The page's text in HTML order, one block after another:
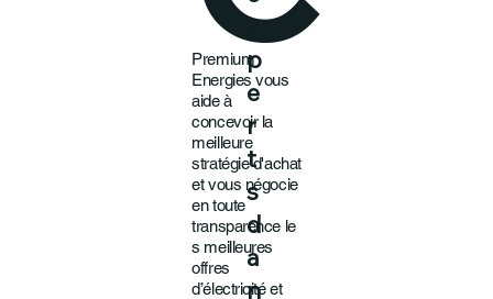
Premium
Energies vous
aide à
concevoir la
meilleure
stratégie d'achat
et vous négocie
en toute
transparence le
s meilleures
offres
d’électricité et
p
e
r
t
s
d
a
n